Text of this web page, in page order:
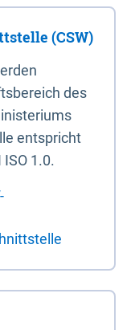
(CSW)
des
entspricht
1.0.